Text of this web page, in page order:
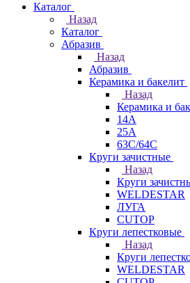
Каталог
Назад
Каталог
Абразив
Назад
Абразив
Керамика и бакелит
Назад
Керамика и
14А
25А
63С/64С
Круги зачистные
Назад
Круги
WELDESTAR
ЛУГА
CUTOP
Круги лепестковые
Назад
Круги
WELDESTAR